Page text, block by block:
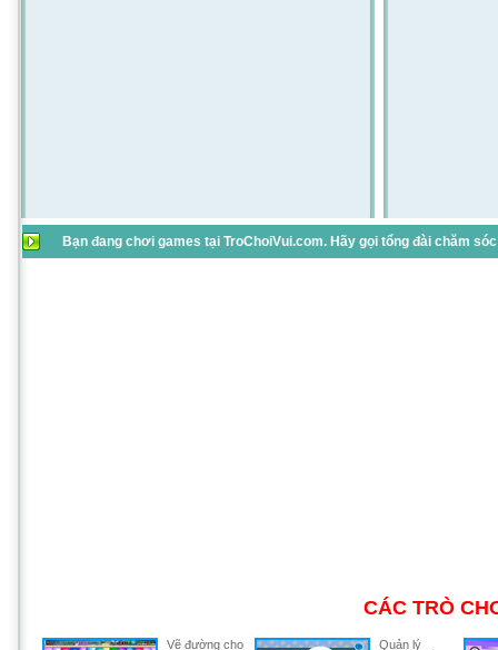
Bạn đang chơi games tại TroChoiVui.com. Hãy gọi tổng đài chăm
CÁC TRÒ
Vẽ đường cho
Quản lý